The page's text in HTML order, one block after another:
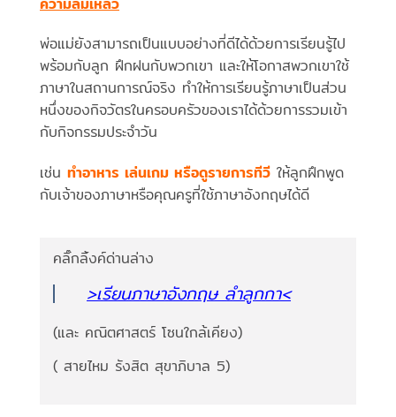
พ่อแม่ยังสามารถเป็นแบบอย่างที่ดีได้ด้วยการเรียนรู้ไป
พร้อมกับลูก ฝึกฝนกับพวกเขา และให้โอกาสพวกเขาใช้
ภาษาในสถานการณ์จริง ทำให้การเรียนรู้ภาษาเป็นส่วน
หนึ่งของกิจวัตรในครอบครัวของเราได้ด้วยการรวมเข้า
กับกิจกรรมประจำวัน
เช่น ทำอาหาร เล่นเกม หรือดูรายการทีวี ให้ลูกฝึกพูด
กับเจ้าของภาษาหรือคุณครูที่ใช้ภาษาอังกฤษได้ดี
คลิ๊กลิ้งค์ด่านล่าง
>เรียนภาษาอังกฤษ ลำลูกกา<
(และ คณิตศาสตร์ โซนใกล้เคียง)
( สายไหม รังสิต สุขาภิบาล 5)